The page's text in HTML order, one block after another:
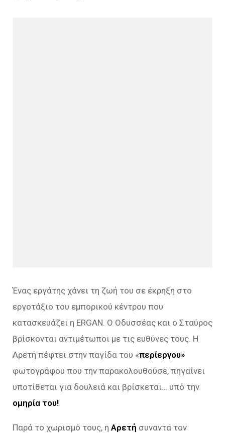
Ένας εργάτης χάνει τη ζωή του σε έκρηξη στο
εργοτάξιο του εμπορικού κέντρου που
κατασκευάζει η ERGAN. Ο Οδυσσέας και ο Σταύρος
βρίσκονται αντιμέτωποι με τις ευθύνες τους. Η
Αρετή πέφτει στην παγίδα του «περίεργου»
φωτογράφου που την παρακολουθούσε, πηγαίνει
υποτίθεται για δουλειά και βρίσκεται… υπό την
ομηρία του!
Παρά το χωρισμό τους, η Αρετή συναντά τον